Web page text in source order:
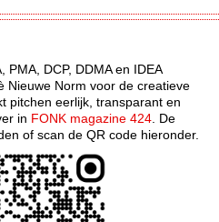
PMA, DCP, DDMA en IDEA
Nieuwe Norm voor de creatieve
pitchen eerlijk, transparant en
in FONK magazine 424 . De
of scan de QR code hieronder.